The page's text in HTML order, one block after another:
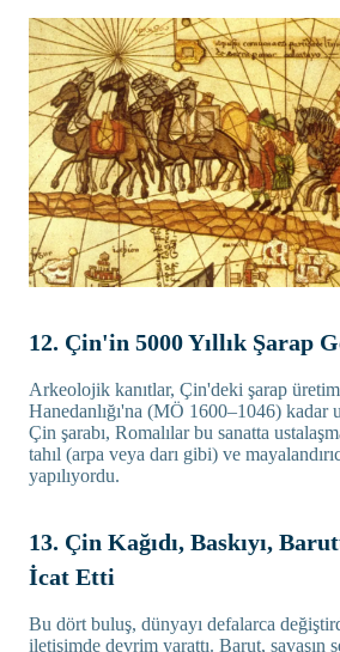
12. Çin'in 5000 Yıllık Şarap
Arkeolojik kanıtlar, Çin'deki şarap
Hanedanlığı'na (MÖ 1600–1046) kadar
Çin şarabı, Romalılar bu sanatta
tahıl (arpa veya darı gibi) ve
yapılıyordu.
13. Çin Kağıdı, Baskıyı,
İcat Etti
Bu dört buluş, dünyayı defalarca
iletişimde devrim yarattı. Barut, savaşın